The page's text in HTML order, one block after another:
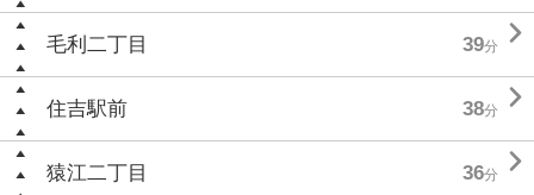
毛利二丁目 39分 
住吉駅前 38分 
猿江二丁目 36分 